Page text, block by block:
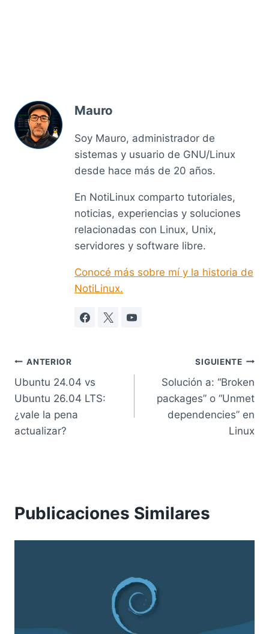
Mauro
Soy Mauro, administrador de
sistemas y usuario de GNU/Linux
desde hace más de 20 años.
En NotiLinux comparto tutoriales,
noticias, experiencias y soluciones
relacionadas con Linux, Unix,
servidores y software libre.
Conocé más sobre mí y la historia de
NotiLinux.
Navegación
de
entradas
ANTERIOR
Ubuntu 24.04 vs
Ubuntu 26.04 LTS:
¿vale la pena
actualizar?
SIGUIENTE
Solución a: “Broken
packages” o “Unmet
dependencies” en
Linux
Publicaciones Similares